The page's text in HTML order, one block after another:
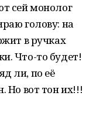
сей монолог
голову: на
в ручках
Что-то будет!
ли, по её
Но вот тон их!!!